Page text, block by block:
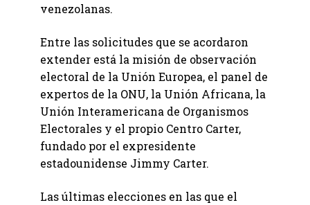
venezolanas.
Entre las solicitudes que se acordaron
extender está la misión de observación
electoral de la Unión Europea, el panel de
expertos de la ONU, la Unión Africana, la
Unión Interamericana de Organismos
Electorales y el propio Centro Carter,
fundado por el expresidente
estadounidense Jimmy Carter.
Las últimas elecciones en las que el